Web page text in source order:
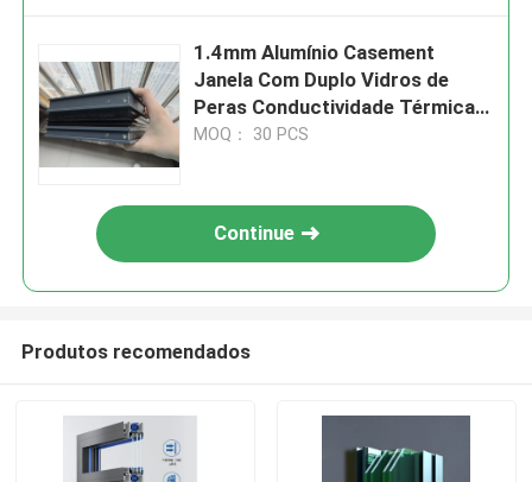
1.4mm Alumínio Casement
Janela Com Duplo Vidros de
Peras Conductividade Térmica
0,2-0,3 W/mK
MOQ： 30 PCS
Continue
Produtos recomendados